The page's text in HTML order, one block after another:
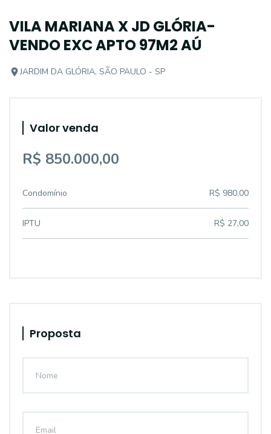
VILA MARIANA X JD GLÓRIA-
VENDO EXC APTO 97M2 AÚ
JARDIM DA GLÓRIA, SÃO PAULO - SP
Valor venda
R$ 850.000,00
Condomínio R$ 980,00
IPTU R$ 27,00
Proposta